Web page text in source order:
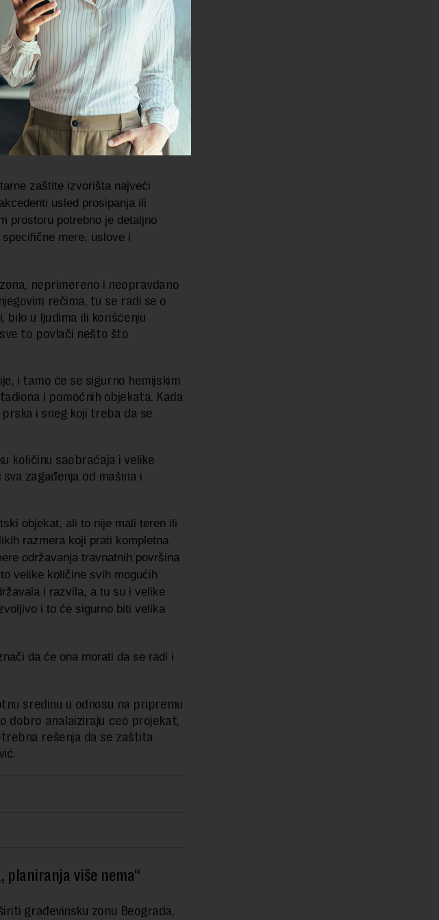
za sve planirane
za koju je obavezna dalja
sigurno
zaštite Beogradskog izvorišta
ranjivosti podzemnih voda, a samo
plana) ulazi u zonu umerene
zaštite izvorišta najveći
usled prosipanja ili
prostoru potrebno je detaljno
mere, uslove i
neprimereno i neopravdano
rečima, tu se radi se o
bilo u ljudima ili korišćenju
to povlači nešto što
i tamo će se sigurno hemijskim
i pomoćnih objekata. Kada
i sneg koji treba da se
količinu saobraćaja i velike
zagađenja od mašina i
objekat, ali to nije mali teren ili
razmera koji prati kompletna
održavanja travnatnih površina
velike količine svih mogućih
i razvila, a tu su i velike
i to će sigurno biti velika
da će ona morati da se radi i
sredinu u odnosu na pripremu
dobro analaiziraju ceo projekat,
rešenja da se zaštita
planiranja više nema“
građevinsku zonu Beograda,